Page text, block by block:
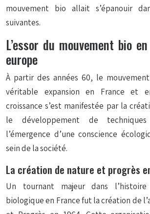
mouvement bio allait s’épanouir
suivantes.
L’essor du mouvement bio
europe
À partir des années 60, le
véritable expansion en France et
croissance s’est manifestée par la
le développement de
l’émergence d’une conscience
sein de la société.
La création de nature et progrès
Un tournant majeur dans
biologique en France fut la création de